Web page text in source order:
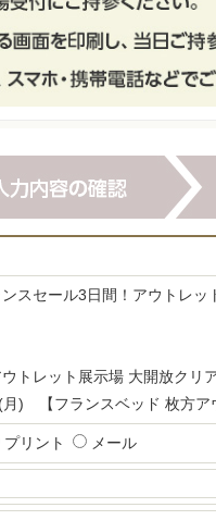
ンスセール3日間！アウトレ
トレット展示場 大開放クリ
) 【フランスベッド 枚方ア
プリント メール